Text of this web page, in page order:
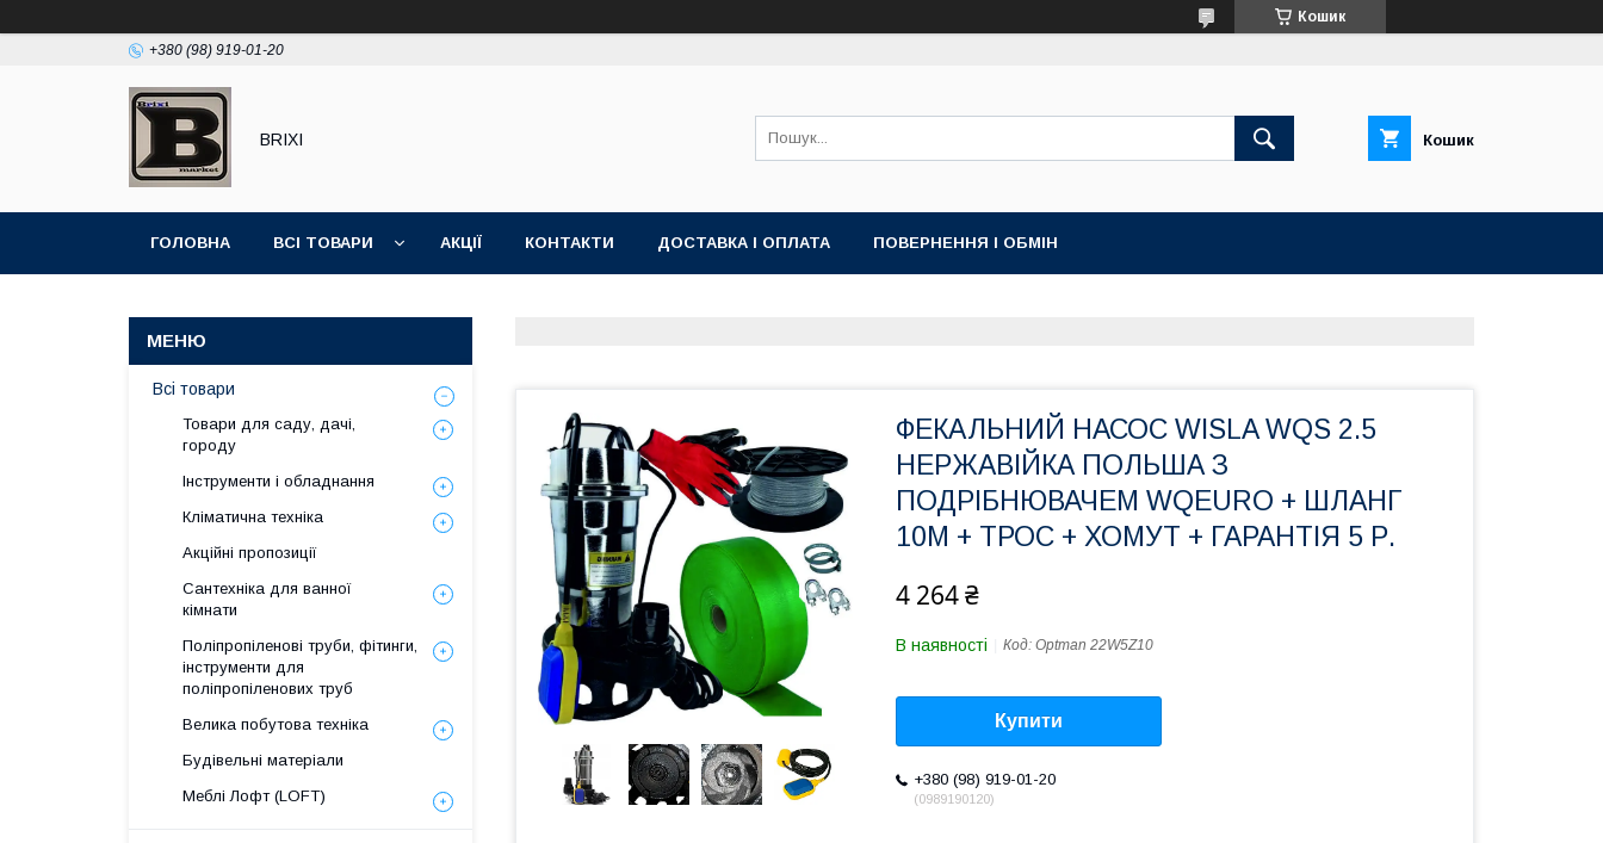
Кошик
+380 (98) 919-01-20
BRIXI Кошик
ГОЛОВНА ВСІ ТОВАРИ АКЦІЇ КОНТАКТИ ДОСТАВКА І ОПЛАТА ПОВЕРНЕННЯ І ОБМІН
ФЕКАЛЬНИЙ НАСОС WISLA WQS 2.5
НЕРЖАВІЙКА ПОЛЬША З
ПОДРІБНЮВАЧЕМ WQEURO + ШЛАНГ
10М + ТРОС + ХОМУТ + ГАРАНТІЯ 5 Р.
4 264 ₴
В наявності Код: Optman 22W5Z10
Купити
+380 (98) 919-01-20
0989190120
Всі товари
Товари для саду, дачі,
городу
Інструменти і обладнання
Кліматична техніка
Акційні пропозиції
Сантехніка для ванної
кімнати
Поліпропіленові труби, фітинги,
інструменти для
поліпропіленових труб
Велика побутова техніка
Будівельні матеріали
Меблі Лофт (LOFT)